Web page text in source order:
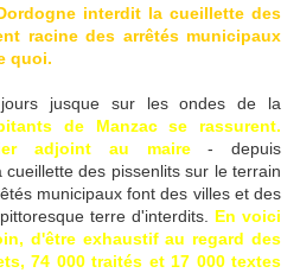
interdit la cueillette des
racine des arrêtés municipaux
quoi.
jours jusque sur les ondes de la
de Manzac se rassurent.
adjoint au maire- depuis
des pissenlits sur le terrain
municipaux font des villes et des
terre d'interdits. En voici
d'être exhaustif au regard des
74 000 traités et 17 000 textes